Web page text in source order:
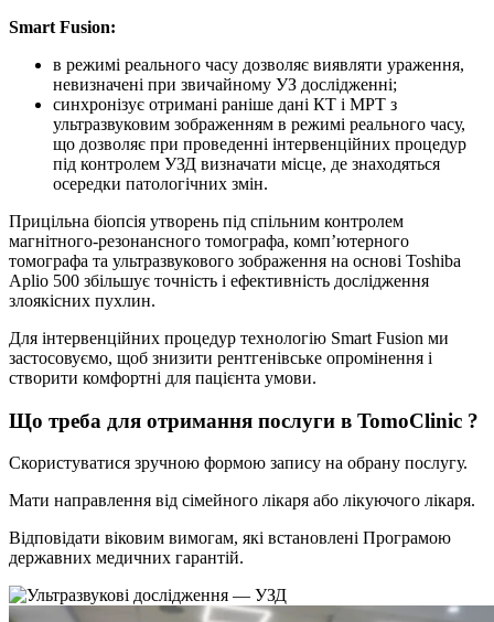
Smart Fusion:
в режимі реального часу дозволяє виявляти ураження,
невизначені при звичайному УЗ дослідженні;
синхронізує отримані раніше дані КТ і МРТ з
ультразвуковим зображенням в режимі реального часу,
що дозволяє при проведенні інтервенційних процедур
під контролем УЗД визначати місце, де знаходяться
осередки патологічних змін.
Прицільна біопсія утворень під спільним контролем
магнітного-резонансного томографа, комп’ютерного
томографа та ультразвукового зображення на основі Toshiba
Aplio 500 збільшує точність і ефективність дослідження
злоякісних пухлин.
Для інтервенційних процедур технологію Smart Fusion ми
застосовуємо, щоб знизити рентгенівське опромінення і
створити комфортні для пацієнта умови.
Що треба для отримання послуги в TomoClinic ?
Скористуватися зручною формою запису на обрану послугу.
Мати направлення від сімейного лікаря або лікуючого лікаря.
Відповідати віковим вимогам, які встановлені Програмою
державних медичних гарантій.